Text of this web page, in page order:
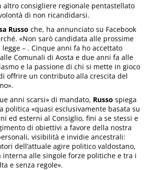
altro consigliere regionale pentastellato
di non ricandidarsi.
Russo che, ha annunciato su Facebook
«Non sarò candidata alle prossime
– . Cinque anni fa ho accettato
Comunali di Aosta e due anni fa alle
e la passione di chi si mette in gioco
offrire un contributo alla crescita del
anni scarsi» di mandato, Russo spiega
politica «quasi esclusivamente basata su
ed esterni al Consiglio, fini a se stessi e
di obiettivi a favore della nostra
visibilità e invidie ancestrali:
dell’attuale agire politico valdostano,
alle singole forze politiche e tra i
e senza regole».